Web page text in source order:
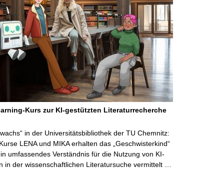
Kurs zur KI-gestützten Literaturrecherche
in der Universitätsbibliothek der TU Chemnitz:
LENA und MIKA erhalten das „Geschwisterkind“
umfassendes Verständnis für die Nutzung von KI-
in der wissenschaftlichen Literatursuche vermittelt …